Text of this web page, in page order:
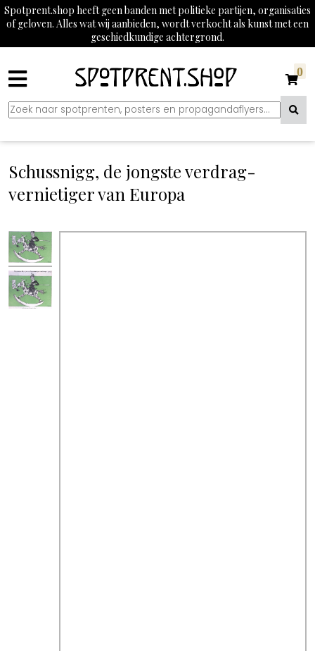
Spotprent.shop heeft geen banden met politieke partijen, organisaties
of geloven. Alles wat wij aanbieden, wordt verkocht als kunst met een
geschiedkundige achtergrond.
0
Schussnigg, de jongste verdrag-
vernietiger van Europa